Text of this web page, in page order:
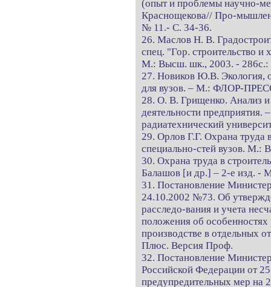
(опыт и проблемы научно-
Краснощекова// Про-
№ 11.- С. 34-36.
26. Маслов Н. В.
спец. "Гор. строительство
М.: Высш. шк., 2003. - 286с.:
27. Новиков Ю.В. Экология,
для вузов. – М.: ФЛОР-
28. О. В. Грищенко. Анализ и
деятельности предприятия.
радиатехнический
29. Орлов Г.Г. Охрана труда
специально-стей вузов. М.:
30. Охрана труда в
Балашов [и др.] – 2-е изд. -
31. Постановление
24.10.2002 №73. Об
расследо-вания и учета
положения об особенностях
производстве в отдельных
Плюс. Версия Проф.
32. Постановление
Российской Федерации от
предупредительных мер на